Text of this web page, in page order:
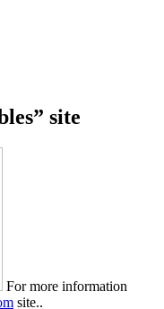
site
For more information
site..